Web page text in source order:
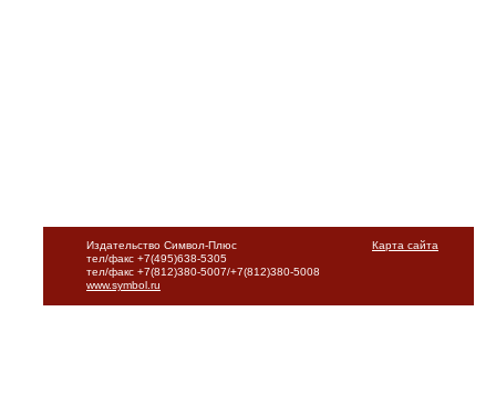
Карта сайта
Издательство Символ-Плюс
тел/факс +7(495)638-5305
тел/факс +7(812)380-5007/+7(812)380-5008
www.symbol.ru